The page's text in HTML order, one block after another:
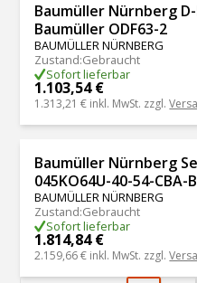
Baumüller Nürnberg
Baumüller ODF63-2
BAUMÜLLER NÜRNBERG
Zustand:Gebraucht
Sofort lieferbar
1.103,54 €
1.313,21 € inkl. MwSt. zzgl.
Baumüller Nürnberg
045KO64U-40-54-CBA-
BAUMÜLLER NÜRNBERG
Zustand:Gebraucht
Sofort lieferbar
1.814,84 €
2.159,66 € inkl. MwSt. zzgl.